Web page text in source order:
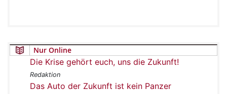
Nur Online
Die Krise gehört euch, uns die Zukunft!
Redaktion
Das Auto der Zukunft ist kein Panzer